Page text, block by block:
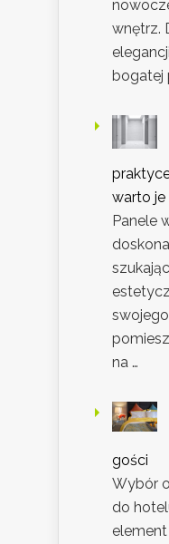
wnętrz.
bogatej
warto
Panele
na …
gości
Wybór
do